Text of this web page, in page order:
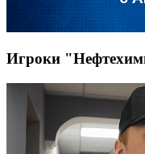
Игроки